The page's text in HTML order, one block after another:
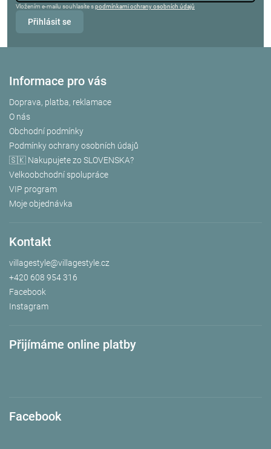
Vložením e-mailu souhlasíte spodmínkami ochrany osobních údajů
Přihlásit se
Informace pro vás
Doprava, platba, reklamace
O nás
Obchodní podmínky
Podmínky ochrany osobních údajů
🇸🇰 Nakupujete zo SLOVENSKA?
Velkoobchodní spolupráce
VIP program
Moje objednávka
Kontakt
villagestyle@villagestyle.cz
+420 608 954 316
Facebook
Instagram
Přijímáme online platby
Facebook